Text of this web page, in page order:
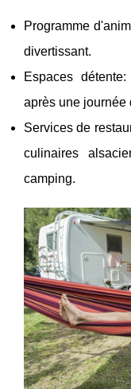
Programme
divertissant.
Espaces
après une journée
Services de
culinaires
camping.